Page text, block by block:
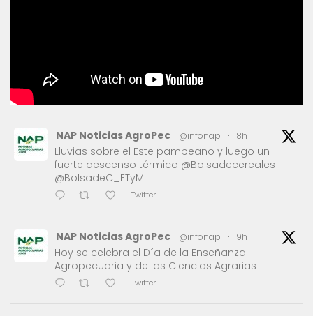
NAP Noticias AgroPec @infonap · 8h
Lluvias sobre el Este pampeano y luego un
fuerte descenso térmico @Bolsadecereales
@BolsadeC_ETyM
Twitter
NAP Noticias AgroPec @infonap · 9h
Hoy se celebra el Día de la Enseñanza
Agropecuaria y de las Ciencias Agrarias
Twitter